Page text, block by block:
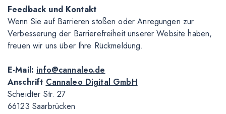
Feedback und Kontakt
Wenn Sie auf Barrieren stoßen oder Anregungen zur
Verbesserung der Barrierefreiheit unserer Website haben,
freuen wir uns über Ihre Rückmeldung.
E-Mail: info@cannaleo.de
Anschrift Cannaleo Digital GmbH
Scheidter Str. 27
66123 Saarbrücken